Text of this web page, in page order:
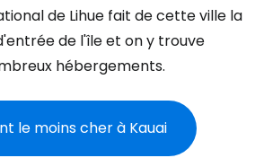
de Lihue fait de cette ville la
de l'île et on y trouve
hébergements.
le moins cher à Kauai